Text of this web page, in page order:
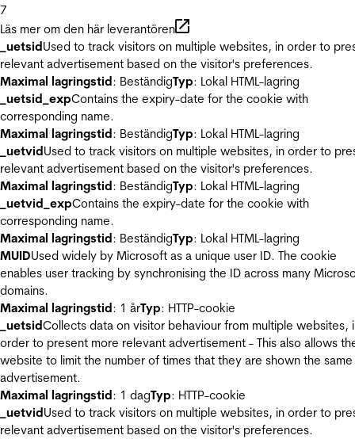
7
Läs mer om den här leverantören
_uetsidUsed to track visitors on multiple websites, in order to
relevant advertisement based on the visitor's preferences.
Maximal lagringstid: BeständigTyp: Lokal HTML-lagring
_uetsid_expContains the expiry-date for the cookie with
corresponding name.
Maximal lagringstid: BeständigTyp: Lokal HTML-lagring
_uetvidUsed to track visitors on multiple websites, in order to
relevant advertisement based on the visitor's preferences.
Maximal lagringstid: BeständigTyp: Lokal HTML-lagring
_uetvid_expContains the expiry-date for the cookie with
corresponding name.
Maximal lagringstid: BeständigTyp: Lokal HTML-lagring
MUIDUsed widely by Microsoft as a unique user ID. The cookie
enables user tracking by synchronising the ID across many
domains.
Maximal lagringstid: 1 årTyp: HTTP-cookie
_uetsidCollects data on visitor behaviour from multiple websites,
order to present more relevant advertisement - This also allows
website to limit the number of times that they are shown the same
advertisement.
Maximal lagringstid: 1 dagTyp: HTTP-cookie
_uetvidUsed to track visitors on multiple websites, in order to
relevant advertisement based on the visitor's preferences.